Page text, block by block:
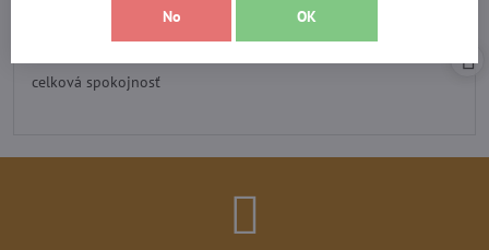
Recenzia heureka
Hodnotenie:
celková spokojnosť
No OK